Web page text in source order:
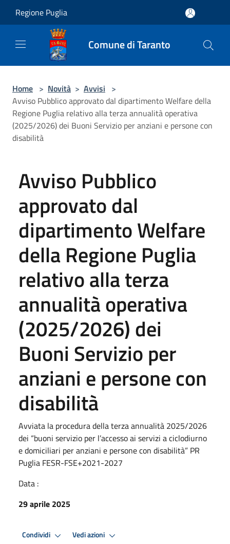
Regione Puglia
Comune di Taranto
Home > Novità > Avvisi >
Avviso Pubblico approvato dal dipartimento Welfare della
Regione Puglia relativo alla terza annualità operativa
(2025/2026) dei Buoni Servizio per anziani e persone con
disabilità
Avviso Pubblico
approvato dal
dipartimento Welfare
della Regione Puglia
relativo alla terza
annualità operativa
(2025/2026) dei
Buoni Servizio per
anziani e persone con
disabilità
Avviata la procedura della terza annualità 2025/2026
dei “buoni servizio per l’accesso ai servizi a ciclodiurno
e domiciliari per anziani e persone con disabilità” PR
Puglia FESR-FSE+2021-2027
Data :
29 aprile 2025
Condividi Vedi azioni